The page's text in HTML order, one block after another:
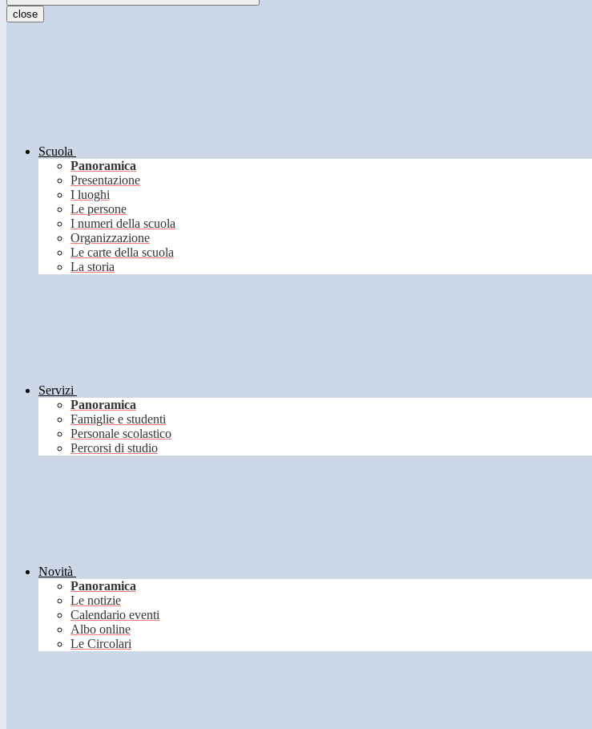
close
Scuola
Panoramica
Presentazione
I luoghi
Le persone
I numeri della scuola
Organizzazione
Le carte della scuola
La storia
Servizi
Panoramica
Famiglie e studenti
Personale scolastico
Percorsi di studio
Novità
Panoramica
Le notizie
Calendario eventi
Albo online
Le Circolari